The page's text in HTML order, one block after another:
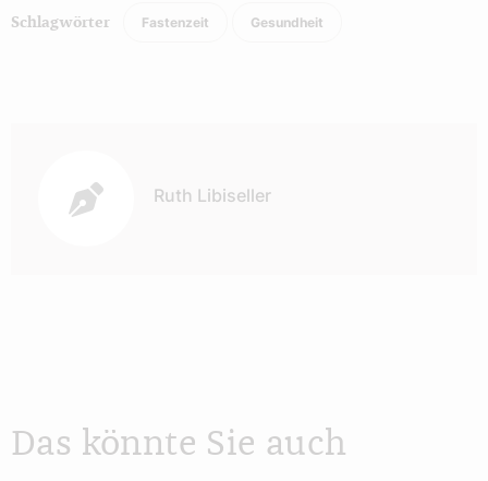
Schlagwörter Fastenzeit Gesundheit
Ruth Libiseller
Das könnte Sie auch